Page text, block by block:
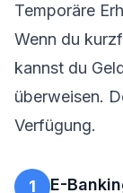
Temporäre
Wenn du
kannst du
überweisen.
Verfügung.
1
E-